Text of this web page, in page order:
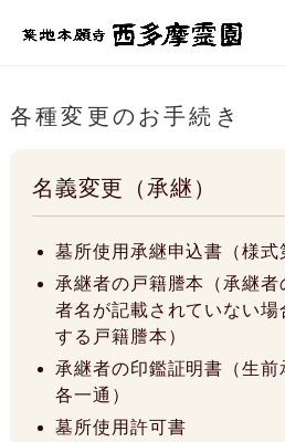
各種変更のお手続き
名義変更（承継）
墓所使用承継申込書（様式
承継者の戸籍謄本（承継者
者名が記載されていない
する戸籍謄本）
承継者の印鑑証明書（生
各一通）
墓所使用許可書